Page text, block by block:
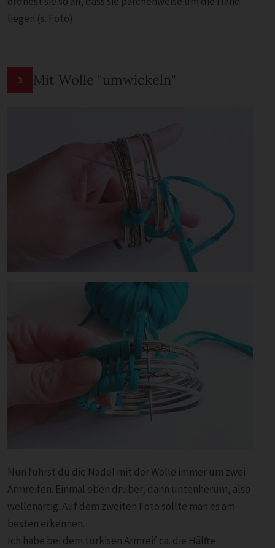
liegen (s. Foto).
3 Mit Wolle "umwickeln"
Nun führst du die Nadel mit der Wolle immer um zwei
Armreifen. Einmal oben drüber, dann untenherum, also
wellenartig. Auf dem zweiten Foto sollte man es am
besten erkennen.
Ich habe bei dem türkisen Armreif ca. die Hälfte